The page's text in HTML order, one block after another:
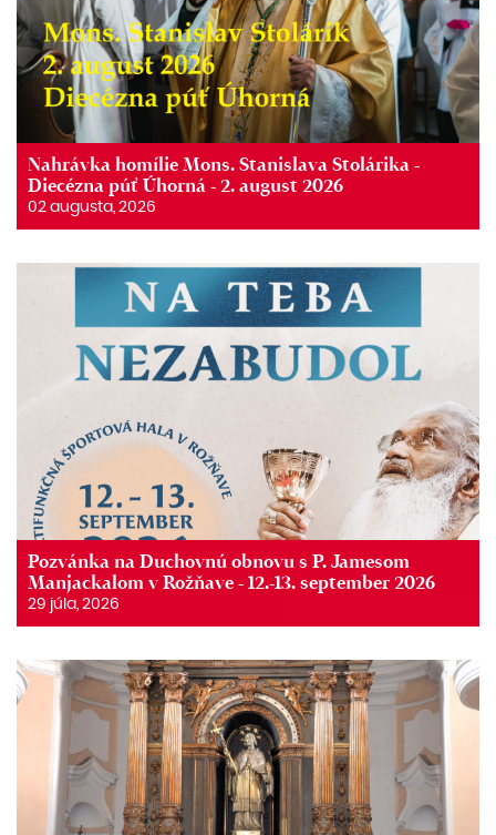
Nahrávka homílie Mons. Stanislava Stolárika -
Diecézna púť Úhorná - 2. august 2026
02 augusta, 2026
Pozvánka na Duchovnú obnovu s P. Jamesom
Manjackalom v Rožňave - 12.-13. september 2026
29 júla, 2026